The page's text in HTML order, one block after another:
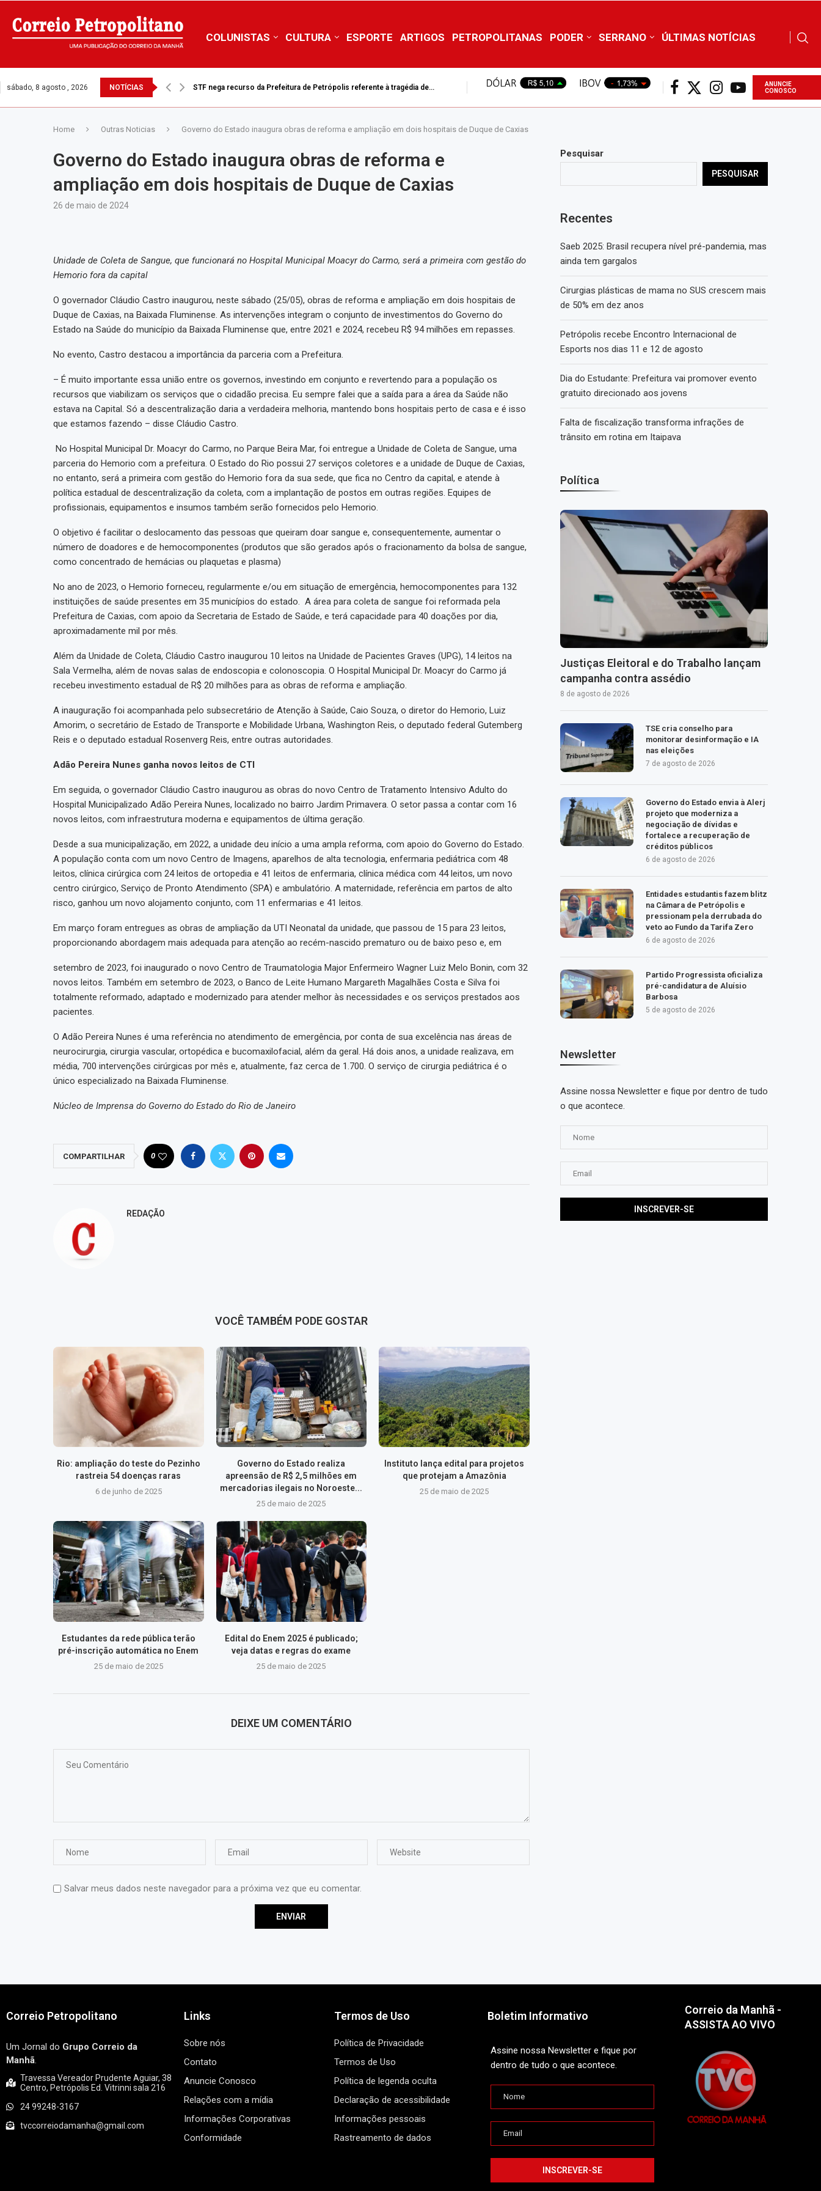
COLUNISTAS CULTURA ESPORTE ARTIGOS PETROPOLITANAS PODER SERRANO ÚLTIMAS NOTÍCIAS
sábado, 8 agosto , 2026 NOTÍCIAS STF nega recurso da Prefeitura de Petrópolis referente à tragédia de...
ANUNCIE
CONOSCO
Home Outras Noticias Governo do Estado inaugura obras de reforma e ampliação em dois hospitais de Duque de Caxias
Governo do Estado inaugura obras de reforma e
ampliação em dois hospitais de Duque de Caxias
26 de maio de 2024
Unidade de Coleta de Sangue, que funcionará no Hospital Municipal Moacyr do Carmo, será a primeira com gestão do
Hemorio fora da capital
O governador Cláudio Castro inaugurou, neste sábado (25/05), obras de reforma e ampliação em dois hospitais de
Duque de Caxias, na Baixada Fluminense. As intervenções integram o conjunto de investimentos do Governo do
Estado na Saúde do município da Baixada Fluminense que, entre 2021 e 2024, recebeu R$ 94 milhões em repasses.
No evento, Castro destacou a importância da parceria com a Prefeitura.
– É muito importante essa união entre os governos, investindo em conjunto e revertendo para a população os
recursos que viabilizam os serviços que o cidadão precisa. Eu sempre falei que a saída para a área da Saúde não
estava na Capital. Só a descentralização daria a verdadeira melhoria, mantendo bons hospitais perto de casa e é isso
que estamos fazendo – disse Cláudio Castro.
No Hospital Municipal Dr. Moacyr do Carmo, no Parque Beira Mar, foi entregue a Unidade de Coleta de Sangue, uma
parceria do Hemorio com a prefeitura. O Estado do Rio possui 27 serviços coletores e a unidade de Duque de Caxias,
no entanto, será a primeira com gestão do Hemorio fora da sua sede, que fica no Centro da capital, e atende à
política estadual de descentralização da coleta, com a implantação de postos em outras regiões. Equipes de
profissionais, equipamentos e insumos também serão fornecidos pelo Hemorio.
O objetivo é facilitar o deslocamento das pessoas que queiram doar sangue e, consequentemente, aumentar o
número de doadores e de hemocomponentes (produtos que são gerados após o fracionamento da bolsa de sangue,
como concentrado de hemácias ou plaquetas e plasma)
No ano de 2023, o Hemorio forneceu, regularmente e/ou em situação de emergência, hemocomponentes para 132
instituições de saúde presentes em 35 municípios do estado. A área para coleta de sangue foi reformada pela
Prefeitura de Caxias, com apoio da Secretaria de Estado de Saúde, e terá capacidade para 40 doações por dia,
aproximadamente mil por mês.
Além da Unidade de Coleta, Cláudio Castro inaugurou 10 leitos na Unidade de Pacientes Graves (UPG), 14 leitos na
Sala Vermelha, além de novas salas de endoscopia e colonoscopia. O Hospital Municipal Dr. Moacyr do Carmo já
recebeu investimento estadual de R$ 20 milhões para as obras de reforma e ampliação.
A inauguração foi acompanhada pelo subsecretário de Atenção à Saúde, Caio Souza, o diretor do Hemorio, Luiz
Amorim, o secretário de Estado de Transporte e Mobilidade Urbana, Washington Reis, o deputado federal Gutemberg
Reis e o deputado estadual Rosenverg Reis, entre outras autoridades.
Adão Pereira Nunes ganha novos leitos de CTI
Em seguida, o governador Cláudio Castro inaugurou as obras do novo Centro de Tratamento Intensivo Adulto do
Hospital Municipalizado Adão Pereira Nunes, localizado no bairro Jardim Primavera. O setor passa a contar com 16
novos leitos, com infraestrutura moderna e equipamentos de última geração.
Desde a sua municipalização, em 2022, a unidade deu início a uma ampla reforma, com apoio do Governo do Estado.
A população conta com um novo Centro de Imagens, aparelhos de alta tecnologia, enfermaria pediátrica com 48
leitos, clínica cirúrgica com 24 leitos de ortopedia e 41 leitos de enfermaria, clínica médica com 44 leitos, um novo
centro cirúrgico, Serviço de Pronto Atendimento (SPA) e ambulatório. A maternidade, referência em partos de alto
risco, ganhou um novo alojamento conjunto, com 11 enfermarias e 41 leitos.
Em março foram entregues as obras de ampliação da UTI Neonatal da unidade, que passou de 15 para 23 leitos,
proporcionando abordagem mais adequada para atenção ao recém-nascido prematuro ou de baixo peso e, em
setembro de 2023, foi inaugurado o novo Centro de Traumatologia Major Enfermeiro Wagner Luiz Melo Bonin, com 32
novos leitos. Também em setembro de 2023, o Banco de Leite Humano Margareth Magalhães Costa e Silva foi
totalmente reformado, adaptado e modernizado para atender melhor às necessidades e os serviços prestados aos
pacientes.
O Adão Pereira Nunes é uma referência no atendimento de emergência, por conta de sua excelência nas áreas de
neurocirurgia, cirurgia vascular, ortopédica e bucomaxilofacial, além da geral. Há dois anos, a unidade realizava, em
média, 700 intervenções cirúrgicas por mês e, atualmente, faz cerca de 1.700. O serviço de cirurgia pediátrica é o
único especializado na Baixada Fluminense.
Núcleo de Imprensa do Governo do Estado do Rio de Janeiro
COMPARTILHAR 0
REDAÇÃO
VOCÊ TAMBÉM PODE GOSTAR
Rio: ampliação do teste do Pezinho
rastreia 54 doenças raras
6 de junho de 2025
Governo do Estado realiza
apreensão de R$ 2,5 milhões em
mercadorias ilegais no Noroeste...
25 de maio de 2025
Instituto lança edital para projetos
que protejam a Amazônia
25 de maio de 2025
Estudantes da rede pública terão
pré-inscrição automática no Enem
25 de maio de 2025
Edital do Enem 2025 é publicado;
veja datas e regras do exame
25 de maio de 2025
DEIXE UM COMENTÁRIO
Salvar meus dados neste navegador para a próxima vez que eu comentar.
Pesquisar
PESQUISAR
Recentes
Saeb 2025: Brasil recupera nível pré-pandemia, mas
ainda tem gargalos
Cirurgias plásticas de mama no SUS crescem mais
de 50% em dez anos
Petrópolis recebe Encontro Internacional de
Esports nos dias 11 e 12 de agosto
Dia do Estudante: Prefeitura vai promover evento
gratuito direcionado aos jovens
Falta de fiscalização transforma infrações de
trânsito em rotina em Itaipava
Política
Justiças Eleitoral e do Trabalho lançam
campanha contra assédio
8 de agosto de 2026
TSE cria conselho para
monitorar desinformação e IA
nas eleições
7 de agosto de 2026
Governo do Estado envia à Alerj
projeto que moderniza a
negociação de dívidas e
fortalece a recuperação de
créditos públicos
6 de agosto de 2026
Entidades estudantis fazem blitz
na Câmara de Petrópolis e
pressionam pela derrubada do
veto ao Fundo da Tarifa Zero
6 de agosto de 2026
Partido Progressista oficializa
pré-candidatura de Aluísio
Barbosa
5 de agosto de 2026
Newsletter
Assine nossa Newsletter e fique por dentro de tudo
o que acontece.
Correio Petropolitano
Um Jornal do Grupo Correio da
Manhã.
Travessa Vereador Prudente Aguiar, 38
Centro, Petrópolis Ed. Vitrinni sala 216
24 99248-3167
tvccorreiodamanha@gmail.com
Links
Sobre nós
Contato
Anuncie Conosco
Relações com a mídia
Informações Corporativas
Conformidade
Termos de Uso
Política de Privacidade
Termos de Uso
Política de legenda oculta
Declaração de acessibilidade
Informações pessoais
Rastreamento de dados
Boletim Informativo
Assine nossa Newsletter e fique por
dentro de tudo o que acontece.
Correio da Manhã -
ASSISTA AO VIVO